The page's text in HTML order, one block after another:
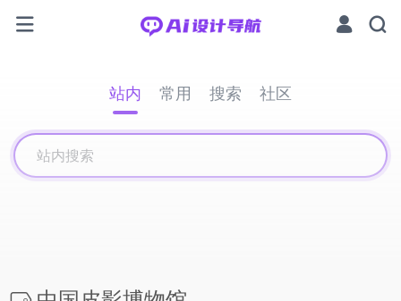
站内 常用 搜索 社区